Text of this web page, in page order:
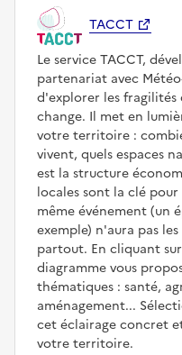
TACCT
Le service TACCT,
partenariat avec
d'explorer les fragilités
change. Il met en
votre territoire :
vivent, quels espaces
est la structure
locales sont la clé
même événement (un
exemple) n'aura pas
partout. En cliquant
diagramme vous
thématiques : santé,
aménagement...
cet éclairage concret
votre territoire.